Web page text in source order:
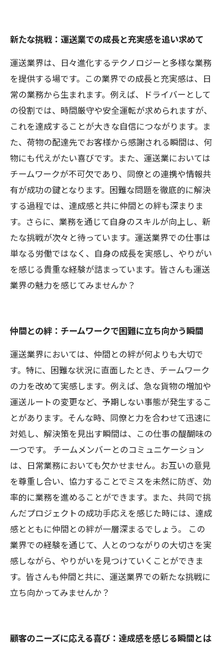
新たな挑戦：運送業での成長と充実感を追い求めて
運送業界は、日々進化するテクノロジーと多様な業務
を提供する場です。この業界での成長と充実感は、日
常の業務から生まれます。例えば、ドライバーとして
の役割では、時間厳守や安全運転が求められますが、
これを達成することが大きな自信につながります。ま
た、荷物の配達先でお客様から感謝される瞬間は、何
物にも代えがたい喜びです。また、運送業においては
チームワークが不可欠であり、同僚との連携や情報共
有が成功の鍵となります。困難な問題を徹底的に解決
する過程では、達成感と共に仲間との絆も深まりま
す。さらに、業務を通じて自身のスキルが向上し、新
たな挑戦が次々と待っています。運送業界での仕事は
単なる労働ではなく、自身の成長を実感し、やりがい
を感じる貴重な経験が詰まっています。皆さんも運送
業界の魅力を感じてみませんか？
仲間との絆：チームワークで困難に立ち向かう瞬間
運送業界においては、仲間との絆が何よりも大切で
す。特に、困難な状況に直面したとき、チームワーク
の力を改めて実感します。例えば、急な貨物の増加や
運送ルートの変更など、予期しない事態が発生するこ
とがあります。そんな時、同僚と力を合わせて迅速に
対処し、解決策を見出す瞬間は、この仕事の醍醐味の
一つです。 チームメンバーとのコミュニケーション
は、日常業務においても欠かせません。お互いの意見
を尊重し合い、協力することでミスを未然に防ぎ、効
率的に業務を進めることができます。また、共同で挑
んだプロジェクトの成功手応えを感じた時には、達成
感とともに仲間との絆が一層深まるでしょう。 この
業界での経験を通じて、人とのつながりの大切さを実
感しながら、やりがいを見つけていくことができま
す。皆さんも仲間と共に、運送業界での新たな挑戦に
立ち向かってみませんか？
顧客のニーズに応える喜び：達成感を感じる瞬間とは